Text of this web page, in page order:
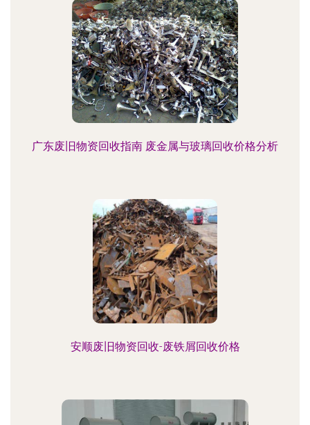
广东废旧物资回收指南 废金属与玻璃回收价格分析
安顺废旧物资回收-废铁屑回收价格